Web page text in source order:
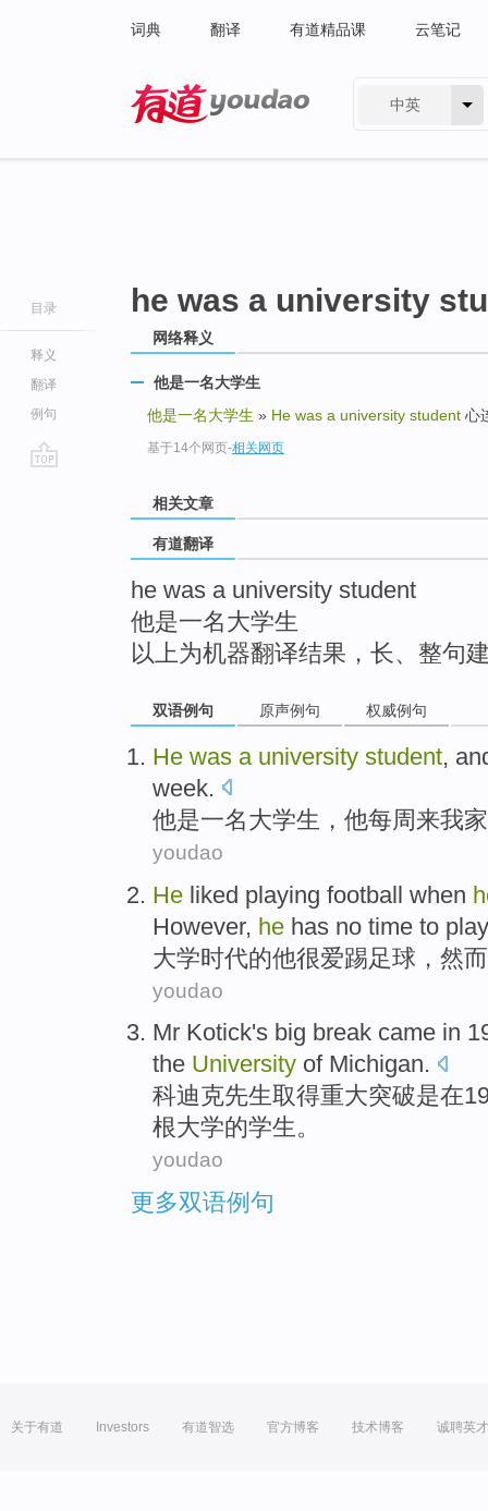
词典 翻译 有道精品课 云笔记
中英
目录
释义
翻译
例句
he was a university
网络释义
他是一名大学生
他是一名大学生 » He was a university student 心
基于14个网页-相关网页
相关文章
有道翻译
he was a university student
他是一名大学生
以上为机器翻译结果，长、整句
双语例句 原声例句 权威例句
He was a university student,
week.
他是一名大学生 ，他每周来我家
youdao
He liked playing football when
However, he has no time to
大学时代的他很爱踢足球 ， 然而
youdao
Mr Kotick's big break came in
the University of Michigan.
科迪克先生取得重大突破是在
根大学的学生。
youdao
更多双语例句
关于有道 Investors 有道智选 官方博客 技术博客 诚聘英才